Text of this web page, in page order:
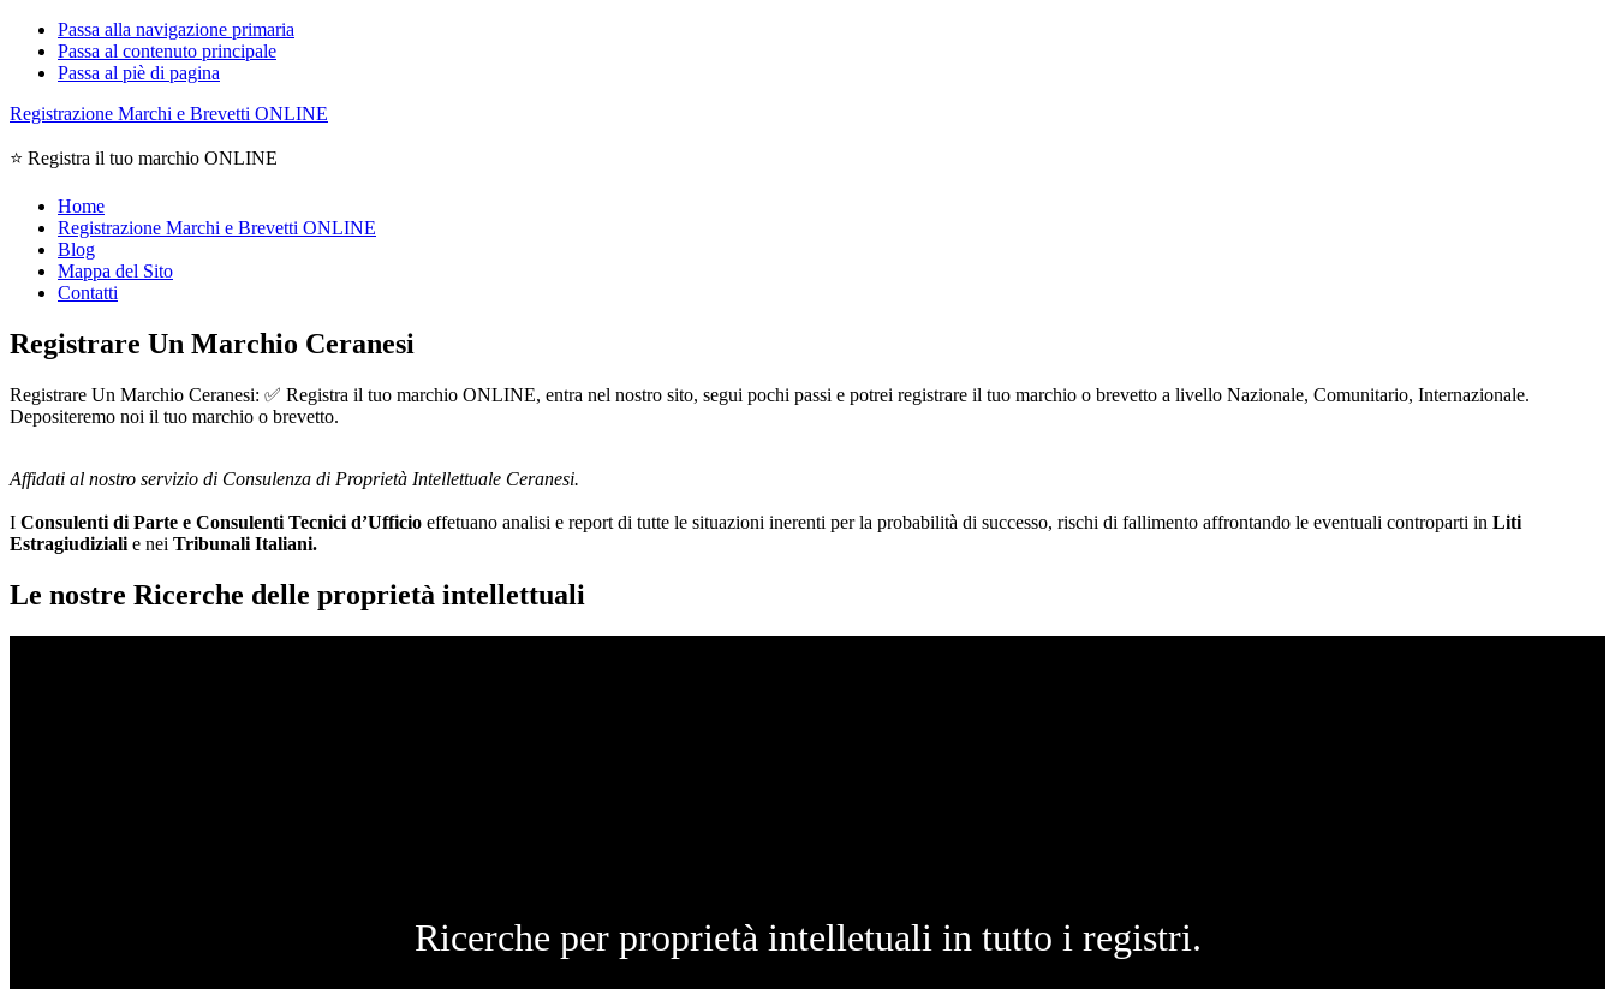
Passa alla navigazione primaria
Passa al contenuto principale
Passa al piè di pagina
Registrazione Marchi e Brevetti ONLINE
⭐ Registra il tuo marchio ONLINE
Home
Registrazione Marchi e Brevetti ONLINE
Blog
Mappa del Sito
Contatti
Registrare Un Marchio Ceranesi
Registrare Un Marchio Ceranesi: ✅ Registra il tuo marchio ONLINE, entra nel nostro sito, segui pochi passi e potrei registrare il tuo marchio o brevetto a livello Nazionale, Comunitario, Internazionale.
Depositeremo noi il tuo marchio o brevetto.
Affidati al nostro servizio di Consulenza di Proprietà Intellettuale Ceranesi.
I Consulenti di Parte e Consulenti Tecnici d’Ufficio effetuano analisi e report di tutte le situazioni inerenti per la probabilità di successo, rischi di fallimento affrontando le eventuali controparti in Liti
Estragiudiziali e nei Tribunali Italiani.
Le nostre Ricerche delle proprietà intellettuali
Ricerche per proprietà intelletuali in tutto i registri.